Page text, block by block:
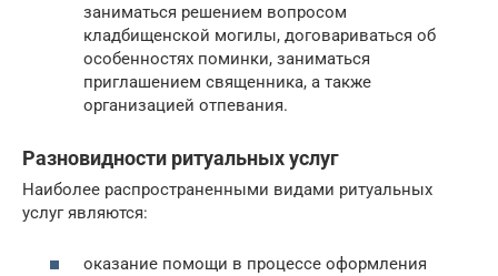
заниматься решением вопросом
кладбищенской могилы, договариваться об
особенностях поминки, заниматься
приглашением священника, а также
организацией отпевания.
Разновидности ритуальных услуг
Наиболее распространенными видами ритуальных
услуг являются:
оказание помощи в процессе оформления